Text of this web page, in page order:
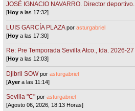
JOSÉ IGNACIO NAVARRO. Director deportivo.
[Hoy a las 17:32]
LUIS GARCÍA PLAZA porasturgabriel
[Hoy a las 17:30]
Re: Pre Temporada Sevilla Atco., tda. 2026-27
[Hoy a las 12:03]
Djibril SOW porasturgabriel
[Ayera las 11:14]
Sevilla "C"porasturgabriel
[Agosto 06, 2026, 18:13 Horas]